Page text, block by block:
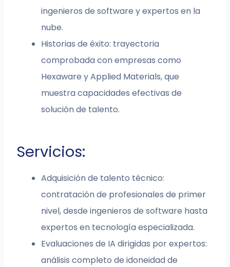
ingenieros de software y expertos en la
nube.
Historias de éxito: trayectoria
comprobada con empresas como
Hexaware y Applied Materials, que
muestra capacidades efectivas de
solución de talento.
Servicios:
Adquisición de talento técnico:
contratación de profesionales de primer
nivel, desde ingenieros de software hasta
expertos en tecnología especializada.
Evaluaciones de IA dirigidas por expertos:
análisis completo de idoneidad de